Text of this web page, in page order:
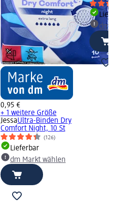
0,95 €
+ 1 weitere Größe
JessaUltra-Binden Dry
Comfort Night, 10 St
(126)
Lieferbar
dm Markt wählen
dm